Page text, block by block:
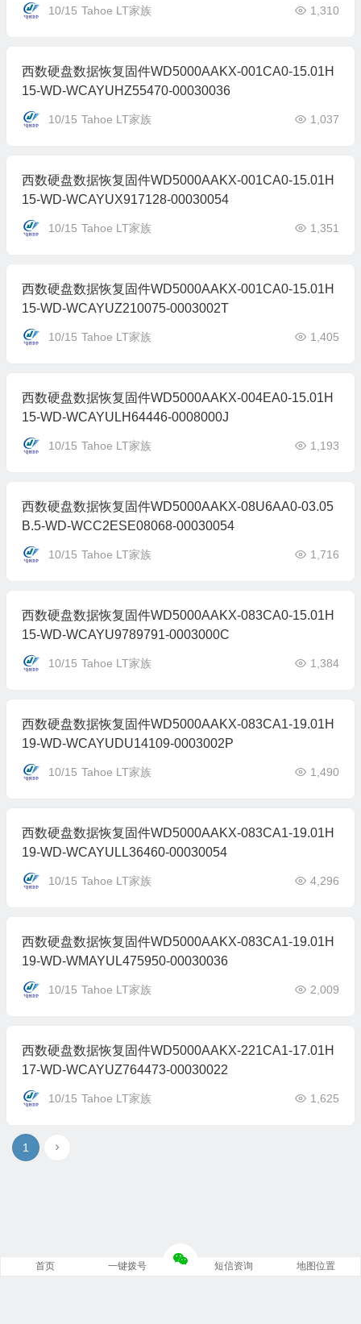
10/15 Tahoe LT家族 1,310
西数硬盘数据恢复固件WD5000AAKX-001CA0-15.01H
15-WD-WCAYUHZ55470-00030036
10/15 Tahoe LT家族 1,037
西数硬盘数据恢复固件WD5000AAKX-001CA0-15.01H
15-WD-WCAYUX917128-00030054
10/15 Tahoe LT家族 1,351
西数硬盘数据恢复固件WD5000AAKX-001CA0-15.01H
15-WD-WCAYUZ210075-0003002T
10/15 Tahoe LT家族 1,405
西数硬盘数据恢复固件WD5000AAKX-004EA0-15.01H
15-WD-WCAYULH64446-0008000J
10/15 Tahoe LT家族 1,193
西数硬盘数据恢复固件WD5000AAKX-08U6AA0-03.05
B.5-WD-WCC2ESE08068-00030054
10/15 Tahoe LT家族 1,716
西数硬盘数据恢复固件WD5000AAKX-083CA0-15.01H
15-WD-WCAYU9789791-0003000C
10/15 Tahoe LT家族 1,384
西数硬盘数据恢复固件WD5000AAKX-083CA1-19.01H
19-WD-WCAYUDU14109-0003002P
10/15 Tahoe LT家族 1,490
西数硬盘数据恢复固件WD5000AAKX-083CA1-19.01H
19-WD-WCAYULL36460-00030054
10/15 Tahoe LT家族 4,296
西数硬盘数据恢复固件WD5000AAKX-083CA1-19.01H
19-WD-WMAYUL475950-00030036
10/15 Tahoe LT家族 2,009
西数硬盘数据恢复固件WD5000AAKX-221CA1-17.01H
17-WD-WCAYUZ764473-00030022
10/15 Tahoe LT家族 1,625
1
首页 一键拨号 短信资询 地图位置